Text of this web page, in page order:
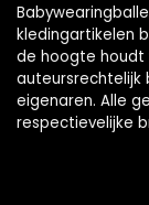
kledingartikelen
de hoogte houdt
auteursrechtelijk
eigenaren. Alle
respectievelijke